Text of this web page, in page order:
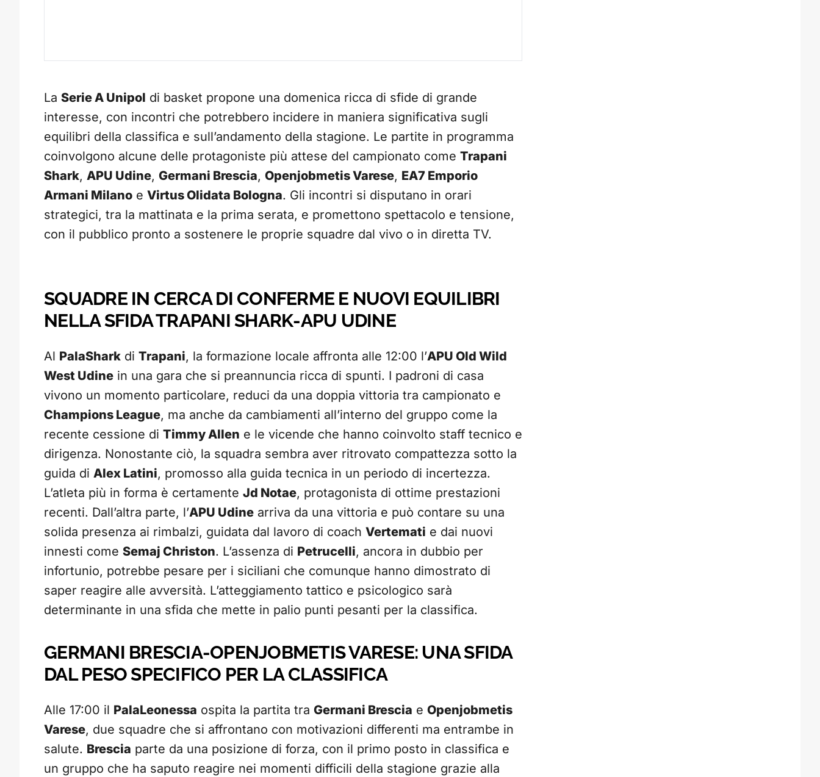
La Serie A Unipol di basket propone una domenica ricca di sfide di grande
interesse, con incontri che potrebbero incidere in maniera significativa sugli
equilibri della classifica e sull’andamento della stagione. Le partite in programma
coinvolgono alcune delle protagoniste più attese del campionato come Trapani
Shark, APU Udine, Germani Brescia, Openjobmetis Varese, EA7 Emporio
Armani Milano e Virtus Olidata Bologna. Gli incontri si disputano in orari
strategici, tra la mattinata e la prima serata, e promettono spettacolo e tensione,
con il pubblico pronto a sostenere le proprie squadre dal vivo o in diretta TV.
SQUADRE IN CERCA DI CONFERME E NUOVI EQUILIBRI
NELLA SFIDA TRAPANI SHARK-APU UDINE
Al PalaShark di Trapani, la formazione locale affronta alle 12:00 l’APU Old Wild
West Udine in una gara che si preannuncia ricca di spunti. I padroni di casa
vivono un momento particolare, reduci da una doppia vittoria tra campionato e
Champions League, ma anche da cambiamenti all’interno del gruppo come la
recente cessione di Timmy Allen e le vicende che hanno coinvolto staff tecnico e
dirigenza. Nonostante ciò, la squadra sembra aver ritrovato compattezza sotto la
guida di Alex Latini, promosso alla guida tecnica in un periodo di incertezza.
L’atleta più in forma è certamente Jd Notae, protagonista di ottime prestazioni
recenti. Dall’altra parte, l’APU Udine arriva da una vittoria e può contare su una
solida presenza ai rimbalzi, guidata dal lavoro di coach Vertemati e dai nuovi
innesti come Semaj Christon. L’assenza di Petrucelli, ancora in dubbio per
infortunio, potrebbe pesare per i siciliani che comunque hanno dimostrato di
saper reagire alle avversità. L’atteggiamento tattico e psicologico sarà
determinante in una sfida che mette in palio punti pesanti per la classifica.
GERMANI BRESCIA-OPENJOBMETIS VARESE: UNA SFIDA
DAL PESO SPECIFICO PER LA CLASSIFICA
Alle 17:00 il PalaLeonessa ospita la partita tra Germani Brescia e Openjobmetis
Varese, due squadre che si affrontano con motivazioni differenti ma entrambe in
salute. Brescia parte da una posizione di forza, con il primo posto in classifica e
un gruppo che ha saputo reagire nei momenti difficili della stagione grazie alla